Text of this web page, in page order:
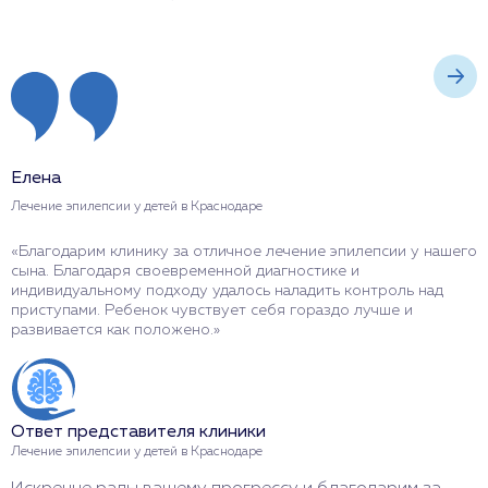
Елена
Лечение эпилепсии у детей в Краснодаре
«Благодарим клинику за отличное лечение эпилепсии у нашего
сына. Благодаря своевременной диагностике и
индивидуальному подходу удалось наладить контроль над
приступами. Ребенок чувствует себя гораздо лучше и
развивается как положено.»
Ответ представителя клиники
Лечение эпилепсии у детей в Краснодаре